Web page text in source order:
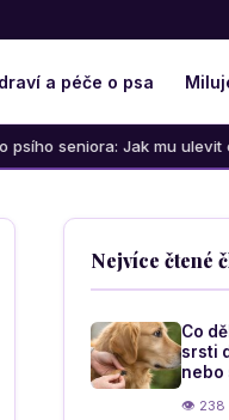
a péče o psa
Jak mu ulevit od bolesti
Nejvíce čtené
Co
srsti
nebo
👁 238